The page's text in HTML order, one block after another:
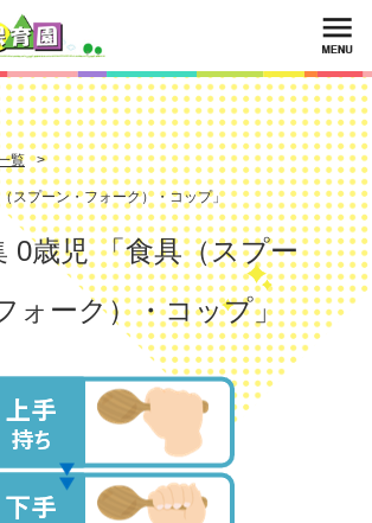
覧
スプーン・フォーク）・コップ」
0歳児 「食具（スプー
ォーク）・コップ」